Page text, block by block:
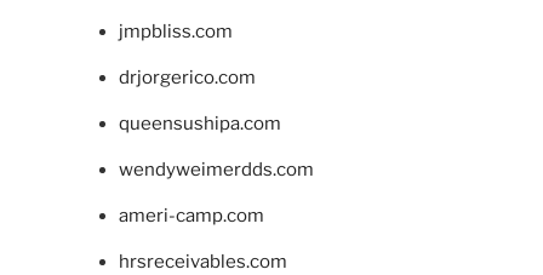
jmpbliss.com
drjorgerico.com
queensushipa.com
wendyweimerdds.com
ameri-camp.com
hrsreceivables.com